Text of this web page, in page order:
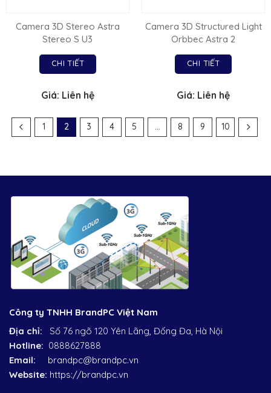
Camera 3D Stereo Astra
Stereo S U3
CHI TIẾT
Giá: Liên hệ
Camera 3D Structured Light
Orbbec Astra 2
CHI TIẾT
Giá: Liên hệ
1 2 3 4 5 … 8 9 10
Công ty TNHH BrandPC Việt Nam
Địa chỉ: Số 76 ngõ 120 Yên Lãng, Đống Đa, Hà Nội
Hotline: 0888627888
Email:
brandpc@brandpc.vn
Website: https://brandpc.vn